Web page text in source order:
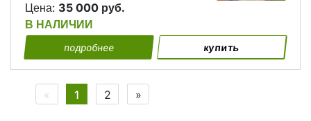
Цена: 35 000 руб.
В НАЛИЧИИ
подробнее купить
« Previous
1 2 »